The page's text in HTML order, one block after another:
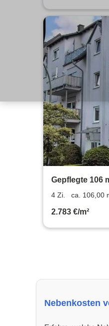
Gepflegte 106
Balkon –
4 Zi. ca. 106,00
2.783 €/m²
Nebenkosten